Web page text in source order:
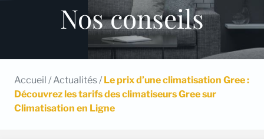
Nos conseils
Accueil / Actualités/ Le prix d’une climatisation Gree :
Découvrez les tarifs des climatiseurs Gree sur
Climatisation en Ligne